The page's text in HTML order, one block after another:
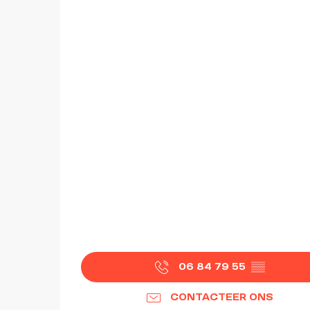
06 84 79 55 ▒▒
CONTACTEER ONS